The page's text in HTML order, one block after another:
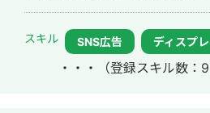
BRAVEAIDを創業、代表取締役就任。 【主な実績】 ・D2C系
粧品、健康食品を中心に月額
特にMeta広告、Google広告の
LINE（YDAに統合されますが
スキル SNS広告 ディスプ
・・・ （登録スキル数：9